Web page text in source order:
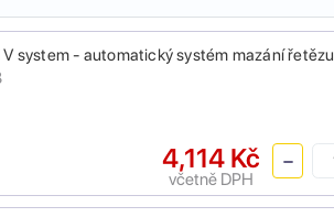
system - automatický systém mazání řetězu
4,114 Kč
včetně DPH